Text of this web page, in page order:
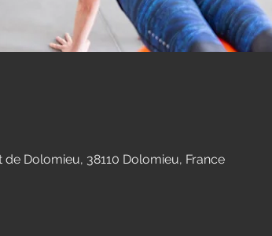
de Dolomieu, 38110 Dolomieu, France